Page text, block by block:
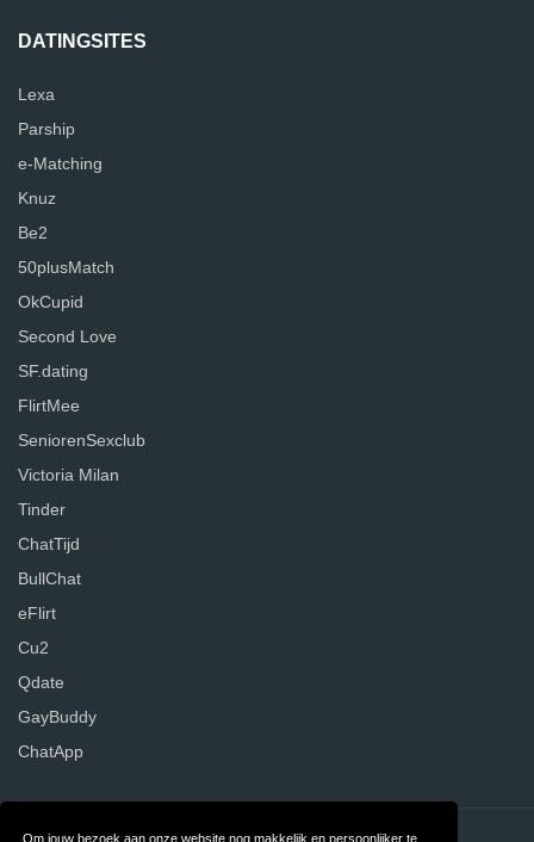
Om jouw bezoek aan onze website nog makkelijk en persoonlijker te
DATINGSITES
Lexa
Parship
e-Matching
Knuz
Be2
50plusMatch
OkCupid
Second Love
SF.dating
FlirtMee
SeniorenSexclub
Victoria Milan
Tinder
ChatTijd
BullChat
eFlirt
Cu2
Qdate
GayBuddy
ChatApp